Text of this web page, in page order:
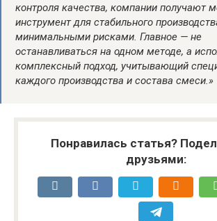
контроля качества, компании получают
инструмент для стабильного
минимальными рисками. Главное — не
останавливаться на одном методе, а
комплексный подход, учитывающий
каждого производства и состава смеси.»
Понравилась статья?
друзьями: